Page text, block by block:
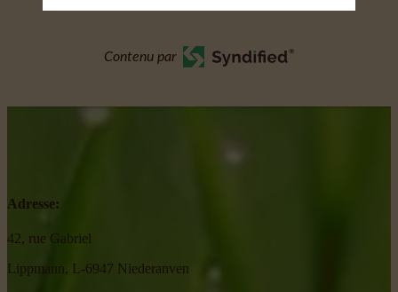
Contenu par
Adresse:
42, rue Gabriel
Lippmann, L-6947 Niederanven